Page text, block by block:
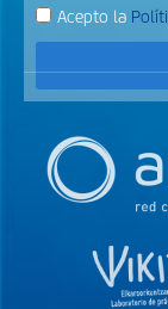
Acepto la